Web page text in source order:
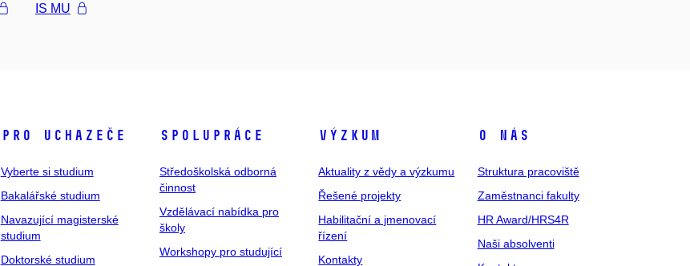
IS MU
Pro uchazeče
Vyberte si studium
Bakalářské studium
Navazující magisterské
studium
Doktorské studium
Spolupráce
Středoškolská odborná
činnost
Vzdělávací nabídka pro
školy
Workshopy pro studující
Výzkum
Aktuality z vědy a výzkumu
Řešené projekty
Habilitační a jmenovací
řízení
Kontakty
O nás
Struktura pracoviště
Zaměstnanci fakulty
HR Award/HRS4R
Naši absolventi